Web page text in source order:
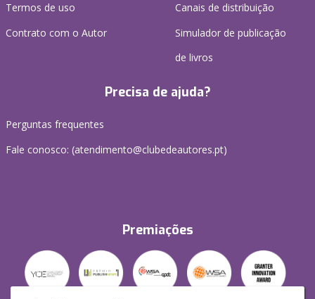
Termos de uso
Contrato com o Autor
Canais de distribuição
Simulador de publicação
de livros
Precisa de ajuda?
Perguntas frequentes
Fale conosco: (atendimento@clubedeautores.pt)
Premiações